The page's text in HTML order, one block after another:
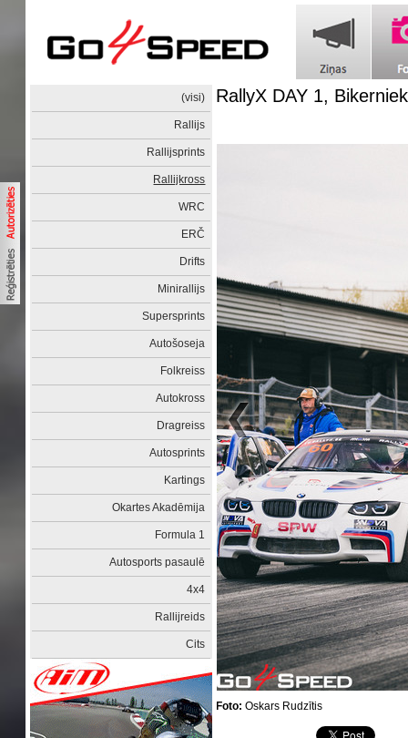
(visi)
Rallijs
Rallijsprints
Rallijkross
WRC
ERČ
Drifts
Minirallijs
Supersprints
Autošoseja
Folkreiss
Autokross
Dragreiss
Autosprints
Kartings
Okartes Akadēmija
Formula 1
Autosports pasaulē
4x4
Rallijreids
Cits
RallyX DAY 1,
Foto: Oskars Rudzītis